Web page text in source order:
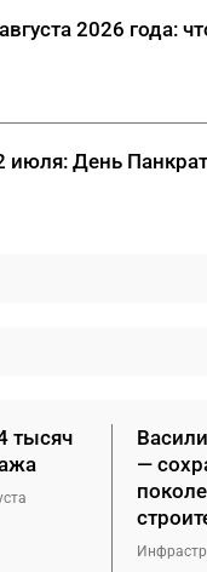
2026 года:
День
тысяч
—